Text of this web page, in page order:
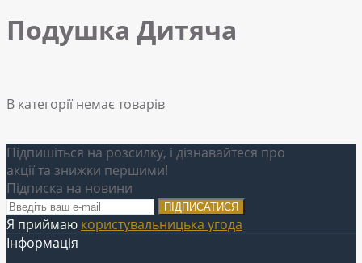
Подушка Дитяча
В категорії немає товарів
Підпишіться на розсилку, і дізнавайтеся про
акції та знижки першими!
Підписка на новини
ПІДПИСАТИСЯ
Я приймаю користувальницька угода
Інформація